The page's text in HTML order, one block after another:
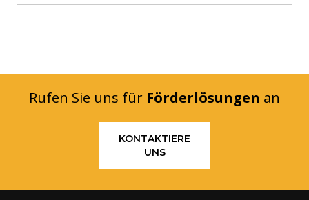
Rufen Sie uns für Förderlösungen an
KONTAKTIERE
UNS